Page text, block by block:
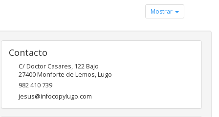
Mostrar
Contacto
C/ Doctor Casares, 122 Bajo
27400Monforte de Lemos,Lugo
982 410 739
jesus@infocopylugo.com